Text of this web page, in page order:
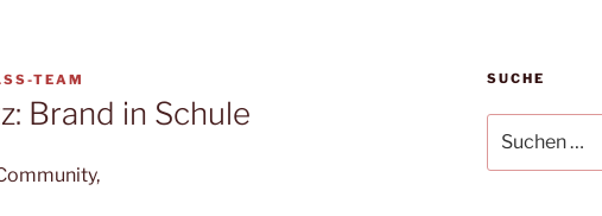
TEAM
Brand in Schule
SUCHE
nach: